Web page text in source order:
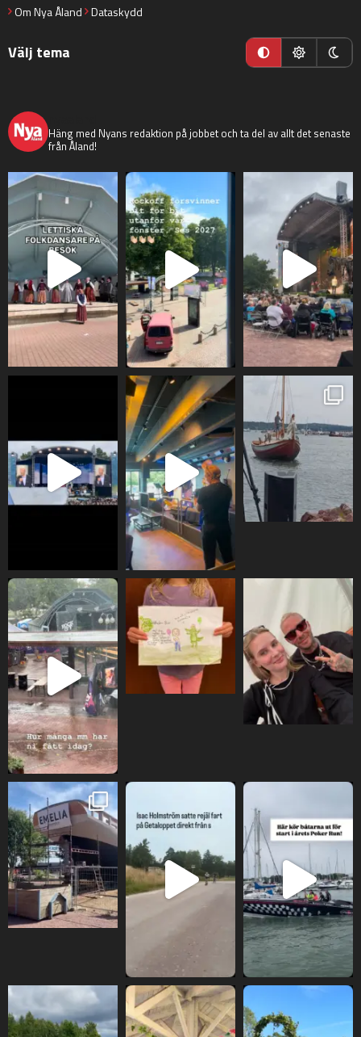
Om Nya Åland Dataskydd
Välj tema
Häng med Nyans redaktion på jobbet och ta del av allt det senaste
från Åland!